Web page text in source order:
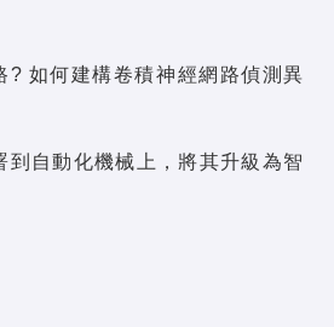
? 如何建構卷積神經網路偵測異
自動化機械上，將其升級為智